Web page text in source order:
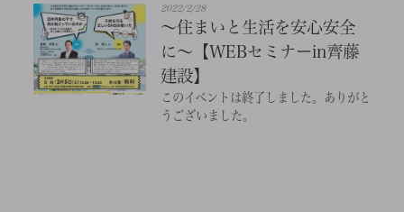
2022/2/28
～住まいと生活を安心安全
に～【WEBセミナーin齊藤
建設】
このイベントは終了しました。ありがと
うございました。